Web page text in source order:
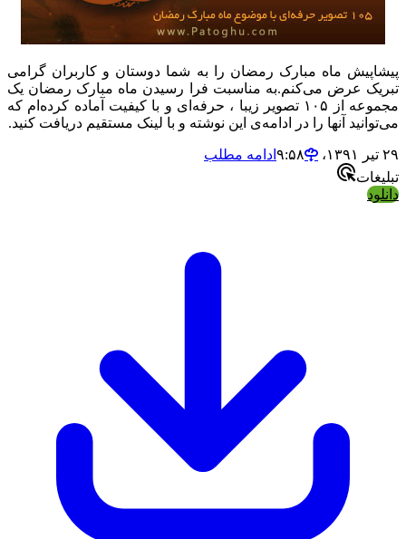
پیشاپیش ماه مبارک رمضان را به شما دوستان و کاربران گرامی
تبریک عرض می‌کنم.به مناسبت فرا رسیدن ماه مبارک رمضان یک
مجموعه از ۱۰۵ تصویر زیبا ، حرفه‌ای و با کیفیت آماده کرده‌ام که
می‌توانید آنها را در ادامه‌ی این نوشته و با لینک مستقیم دریافت کنید.
۲۹ تیر ۱۳۹۱،‏ ۹:۵۸
ادامه مطلب
تبلیغات
دانلود